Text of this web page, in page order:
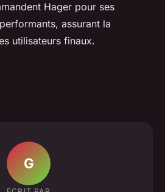
Hager pour ses
assurant la
utilisateurs finaux.
G